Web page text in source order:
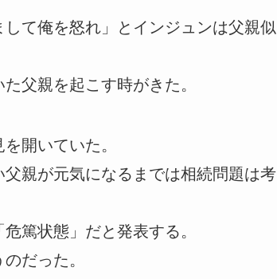
て俺を怒れ」とインジュンは父親似
父親を起こす時がきた。
開いていた。
親が元気になるまでは相続問題は考
篤状態」だと発表する。
だった。